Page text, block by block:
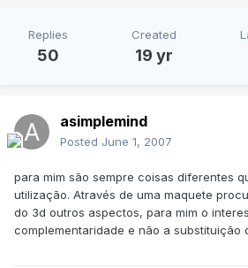
Replies
50
Created
19 yr
asimplemind
Posted June 1, 2007
para mim são sempre coisas diferentes
utilização. Através de uma maquete
do 3d outros aspectos, para mim o
complementaridade e não a substituição